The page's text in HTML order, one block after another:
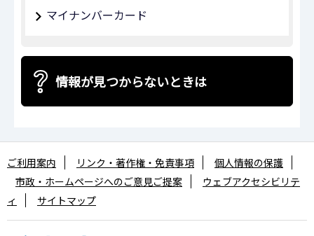
マイナンバーカード
情報が見つからないときは
ご利用案内 リンク・著作権・免責事項
個人情報の保護
市政・ホームページへのご意見ご提案
ウェブアクセシビリテ
ィ
サイトマップ